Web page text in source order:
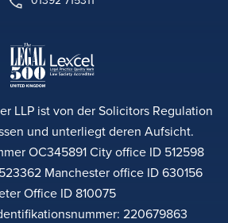
LLP ist von der Solicitors Regulation
und unterliegt deren Aufsicht.
OC345891 City office ID 512598
Manchester office ID 630156
Office ID 810075
220679863